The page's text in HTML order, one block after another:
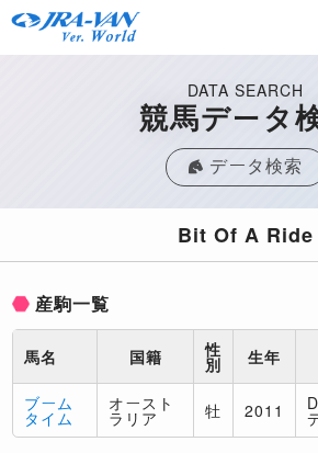
DATA SEARCH
競馬データ
データ検索
Bit Of A Ride
産駒一覧
馬名 国籍 性
別 生年
ブーム
タイム
オースト
ラリア 牡 2011